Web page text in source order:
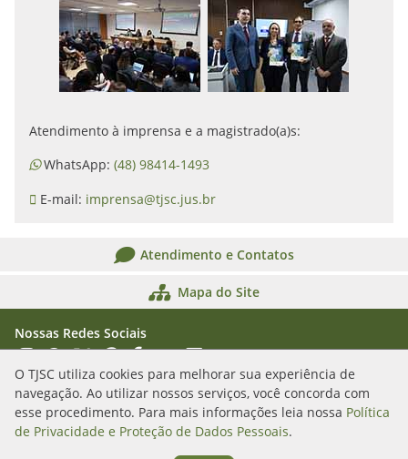
O TJSC utiliza cookies para melhorar sua experiência de
navegação. Ao utilizar nossos serviços, você concorda com
esse procedimento. Para mais informações leia nossa Política
de Privacidade e Proteção de Dados Pessoais.
Atendimento à imprensa e a magistrado(a)s:
WhatsApp: (48) 98414-1493
E-mail: imprensa@tjsc.jus.br
Atendimento e Contatos
Mapa do Site
Nossas Redes Sociais
Acessar Instagram
Acessar WhatsApp
Acessar XAcessar Threads
Acessar Facebook
Acessar YouTube
Acessar Flickr
Acessar SoundCloud
Rua Álvaro Millen da Silveira, n. 208
Florianópolis/SC - CEP: 88020-901